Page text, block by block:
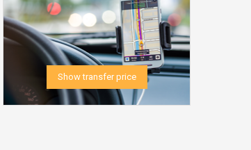
Show transfer price